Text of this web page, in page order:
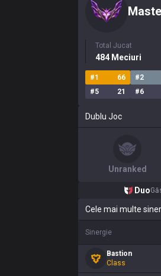
Total Jucat
484 Meciuri
#1 66 #2
#5 21 #6
Dublu Joc
Unranked
Duo
Cele mai multe
Sinergie
Bastion
Class